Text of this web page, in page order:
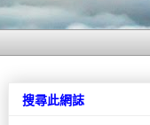
搜尋此網誌